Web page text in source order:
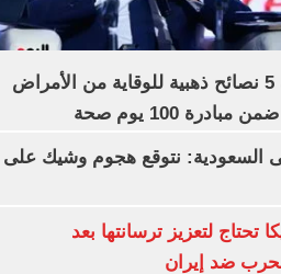
الصحة توجه 5 نصائح ذهبية للوقاية من الأمراض
100 يوم صحة
السعودية: نتوقع هجوم وشيك على
تحتاج لتعزيز ترسانتها بعد
ضد إيران